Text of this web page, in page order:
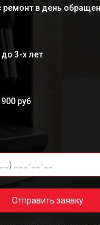
ремонт в день
до 3-х лет
руб
Отправить заявку